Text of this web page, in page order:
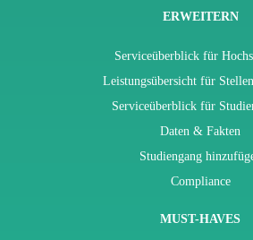
ERWEITERN
Serviceüberblick für
Leistungsübersicht für
Serviceüberblick für
Daten & Fakten
Studiengang
Compliance
MUST-HAVES